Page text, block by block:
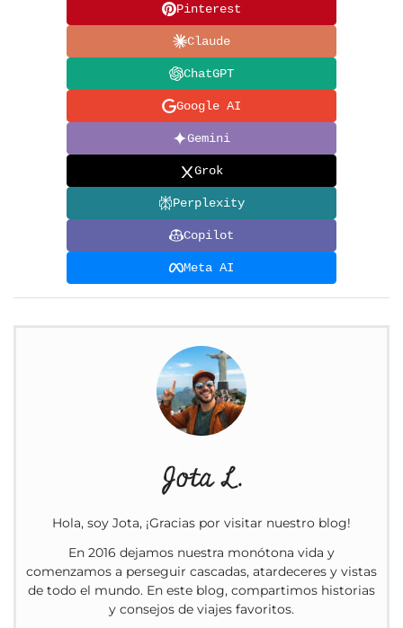
Pinterest
Claude
ChatGPT
Google AI
Gemini
Grok
Perplexity
Copilot
Meta AI
Jota L.
Hola, soy Jota, ¡Gracias por visitar nuestro blog!
En 2016 dejamos nuestra monótona vida y
comenzamos a perseguir cascadas, atardeceres y vistas
de todo el mundo. En este blog, compartimos historias
y consejos de viajes favoritos.